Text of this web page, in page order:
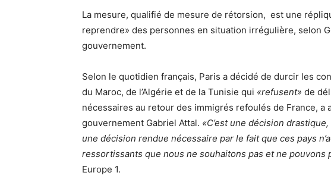
La mesure, qualifié de mesure de rétorsion, est une
reprendre» des personnes en situation irrégulière, selon
gouvernement.
Selon le quotidien français, Paris a décidé de durcir les
du Maroc, de l’Algérie et de la Tunisie qui «refusent» de
nécessaires au retour des immigrés refoulés de France,
gouvernement Gabriel Attal. «C’est une décision
une décision rendue nécessaire par le fait que ces pays
ressortissants que nous ne souhaitons pas et ne pouvons
Europe 1.